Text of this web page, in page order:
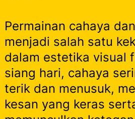
Permainan cahaya
menjadi salah satu
dalam estetika visual
siang hari, cahaya
terik dan menusuk,
kesan yang keras